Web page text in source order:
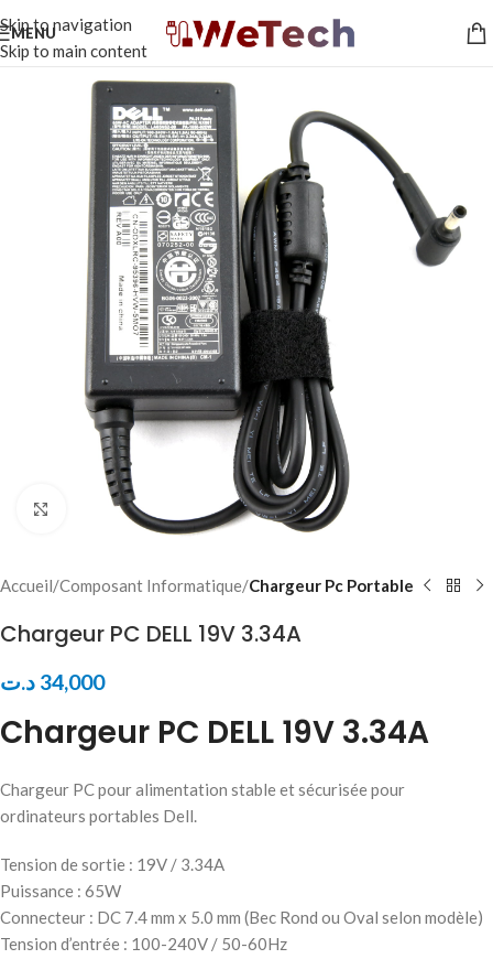
Skip to navigation
Skip to main content
MENU
Click to enlarge
Accueil Composant Informatique Chargeur Pc Portable
Chargeur PC DELL 19V 3.34A
34,000 د.ت
Chargeur PC DELL 19V 3.34A
Chargeur PC pour alimentation stable et sécurisée pour
ordinateurs portables Dell.
Tension de sortie : 19V / 3.34A
Puissance : 65W
Connecteur : DC 7.4 mm x 5.0 mm (Bec Rond ou Oval selon modèle)
Tension d’entrée : 100-240V / 50-60Hz